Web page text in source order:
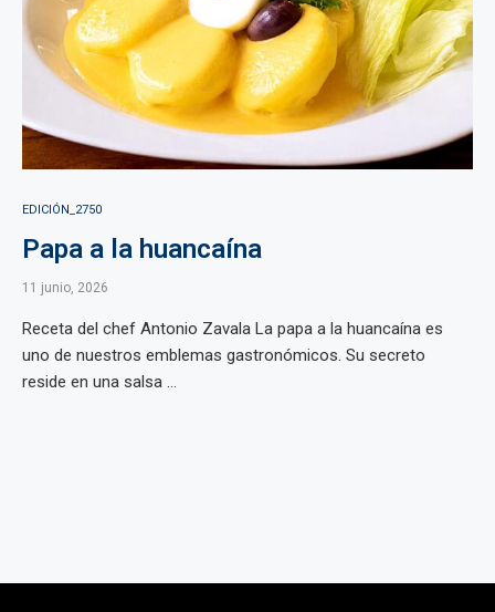
EDICIÓN_2750
Papa a la huancaína
11 junio, 2026
Receta del chef Antonio Zavala La papa a la huancaína es
uno de nuestros emblemas gastronómicos. Su secreto
reside en una salsa ...